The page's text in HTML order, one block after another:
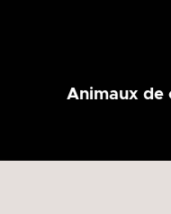
Animaux de